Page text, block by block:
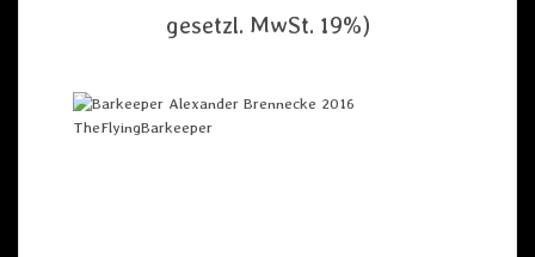
gesetzl. MwSt. 19%)